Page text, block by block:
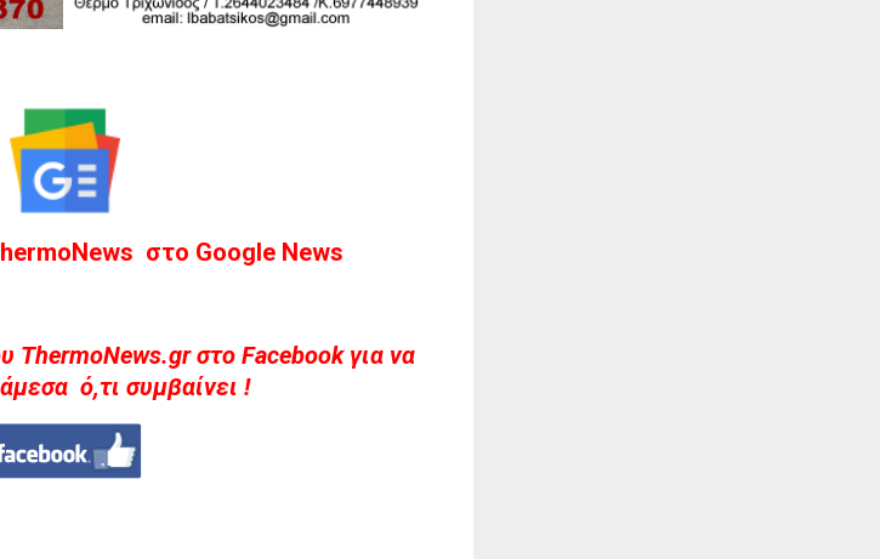
στο Google News
ThermoNews.gr στο Facebook για να
ό,τι συμβαίνει !